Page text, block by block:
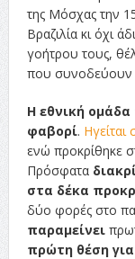
της Μόσχας την
Βραζιλία κι όχι
γοήτρου τους,
που συνοδεύουν
Η εθνική ομάδα
φαβορί. Ηγείται
ενώ προκρίθηκε
Πρόσφατα
στα δέκα
δύο φορές στο
παραμείνει
πρώτη θέση